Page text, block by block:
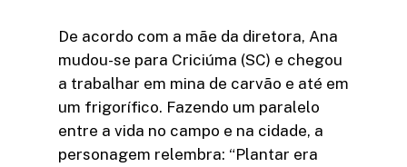
De acordo com a mãe da diretora, Ana
mudou-se para Criciúma (SC) e chegou
a trabalhar em mina de carvão e até em
um frigorífico. Fazendo um paralelo
entre a vida no campo e na cidade, a
personagem relembra: “Plantar era